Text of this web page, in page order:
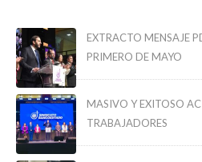
EXTRACTO MENSAJE
PRIMERO DE MAYO
MASIVO Y EXITOSO
TRABAJADORES